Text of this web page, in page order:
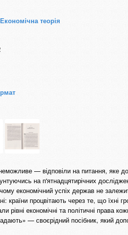
Економічна теорія
— відповіли на питання, яке
на п'ятнадцятирічних
економічний успіх держав не
країни процвітають через те, що їхні
рівні економічні та політичні права
— своєрідний посібник, який